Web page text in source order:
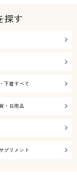
探す
下着すべて
・日用品
プリメント